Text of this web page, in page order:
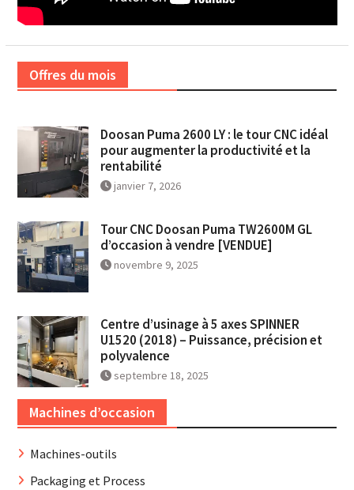
Offres du mois
Doosan Puma 2600 LY : le tour CNC idéal
pour augmenter la productivité et la
rentabilité
janvier 7, 2026
Tour CNC Doosan Puma TW2600M GL
d’occasion à vendre [VENDUE]
novembre 9, 2025
Centre d’usinage à 5 axes SPINNER
U1520 (2018) – Puissance, précision et
polyvalence
septembre 18, 2025
Machines d’occasion
Machines-outils
Packaging et Process